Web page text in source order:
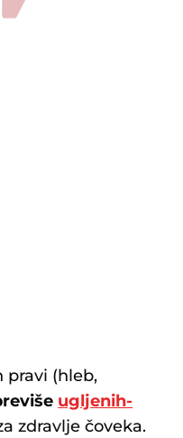
pravi (hleb,
ugljenih-
zdravlje čoveka.